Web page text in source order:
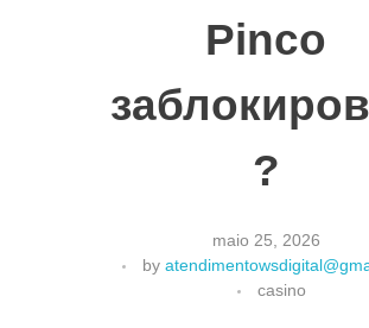
Pinco
?
maio 25, 2026
by
casino